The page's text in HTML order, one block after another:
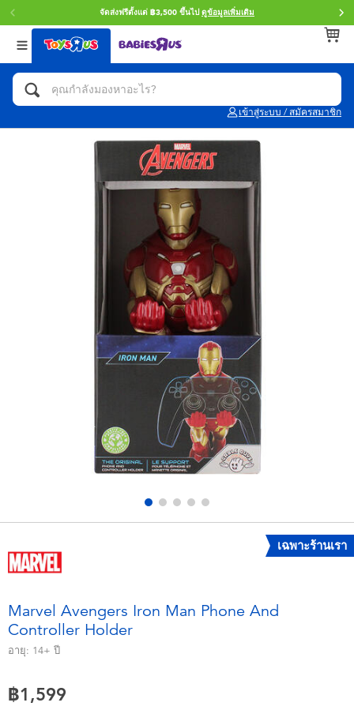
จัดส่งฟรีตั้งแต่ ฿3,500 ขึ้นไป ดูข้อมูลเพิ่มเติม
เข้าสู่ระบบ / สมัครสมาชิก
กลับ
หมวดหมู่
แอคชั่นฟิกเกอร์ และการสวมบทบาทเป็นฮีโร่
ตัวต่อและ LEGO
รถของเล่น, รถบรรทุกของเล่น, รถไฟของเล่น
กิจกรรมและงานคราฟท์
ตุ๊กตาและของสะสม
อุปกรณ์อิเล็คทรอนิกส์
ของเล่นเพื่อการเรียนรู้
กิจกรรมกลางแจ้งและกีฬา
ของเล่นนุ่มนิ่ม
กลับ
แบรนด์
Toy Story ทอย สตอรี่
Star Wars
Blokees บล็อคคีส์
Barbie บาร์บี้
กลับ
Age
0~2 ปี
เฉพาะร้านเรา
Marvel Avengers Iron Man Phone And
Controller Holder
อายุ: 14+ ปี
฿1,599